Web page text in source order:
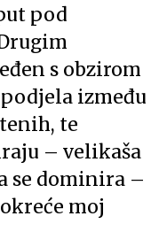
pod
s obzirom
između
te
– velikaša
se dominira –
moj